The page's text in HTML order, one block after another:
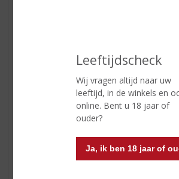
Leeftijdscheck
Wij vragen altijd naar uw
leeftijd, in de winkels en
online. Bent u 18 jaar of
ouder?
Ja, ik ben 18 jaar of
rijke smaak met
subtiel met een
Reviews
Schrijf een review